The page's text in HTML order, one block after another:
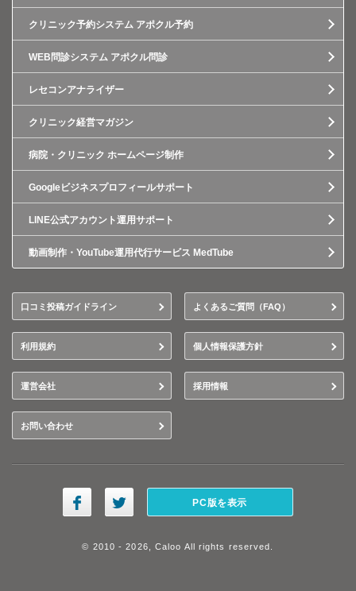
クリニック予約システム アポクル予約
WEB問診システム アポクル問診
レセコンアナライザー
クリニック経営マガジン
病院・クリニック ホームページ制作
Googleビジネスプロフィールサポート
LINE公式アカウント運用サポート
動画制作・YouTube運用代行サービス MedTube
口コミ投稿ガイドライン よくあるご質問（FAQ）
利用規約 個人情報保護方針
運営会社 採用情報
お問い合わせ
PC版を表示
© 2010 - 2026, Caloo All rights reserved.